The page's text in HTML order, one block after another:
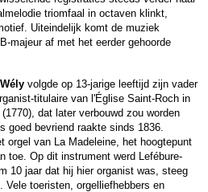
triomfaal in octaven klinkt,
Uiteindelijk komt de muziek
majeur af met het eerder gehoorde
volgde op 13-jarige leeftijd zijn vader
titulaire van l'Église Saint-Roch in
dat later verbouwd zou worden
goed bevriend raakte sinds 1836.
orgel van La Madeleine, het hoogtepunt
toe. Op dit instrument werd Lefébure-
10 jaar dat hij hier organist was, steeg
Vele toeristen, orgelliefhebbers en